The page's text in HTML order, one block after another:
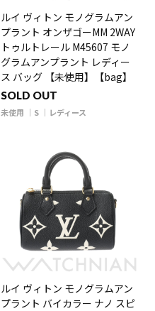
ルイ ヴィトン モノグラムアン
プラント オンザゴーMM 2WAY
トゥルトレール M45607 モノ
グラムアンプラント レディー
ス バッグ 【未使用】【bag】
SOLD OUT
未使用 S レディース
ルイ ヴィトン モノグラムアン
プラント バイカラー ナノ スピ